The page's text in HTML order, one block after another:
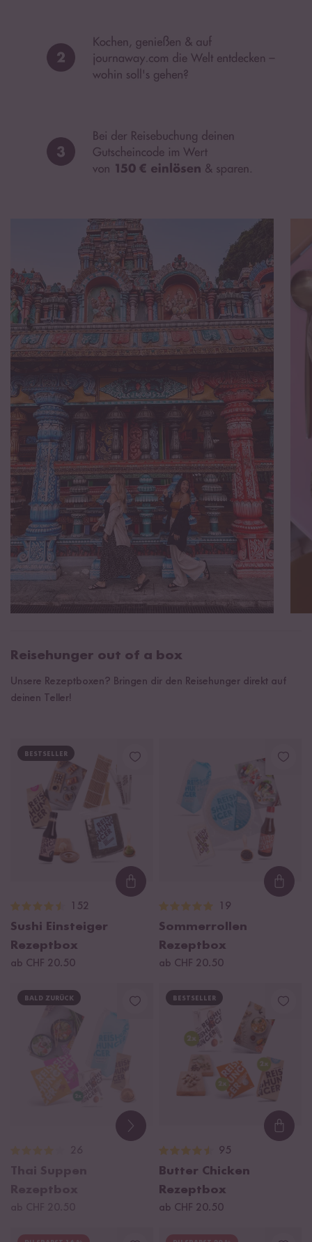
Reisehunger out of a box
Unsere Rezeptboxen? Bringen dir den Reisehunger direkt auf
deinen Teller!
BESTSELLER
Loading...
152
Sushi Einsteiger
Rezeptbox
ab CHF 20.50
19
Sommerrollen
Rezeptbox
ab CHF 20.50
BALD ZURÜCK BESTSELLER
95
Butter Chicken
Rezeptbox
ab CHF 20.50